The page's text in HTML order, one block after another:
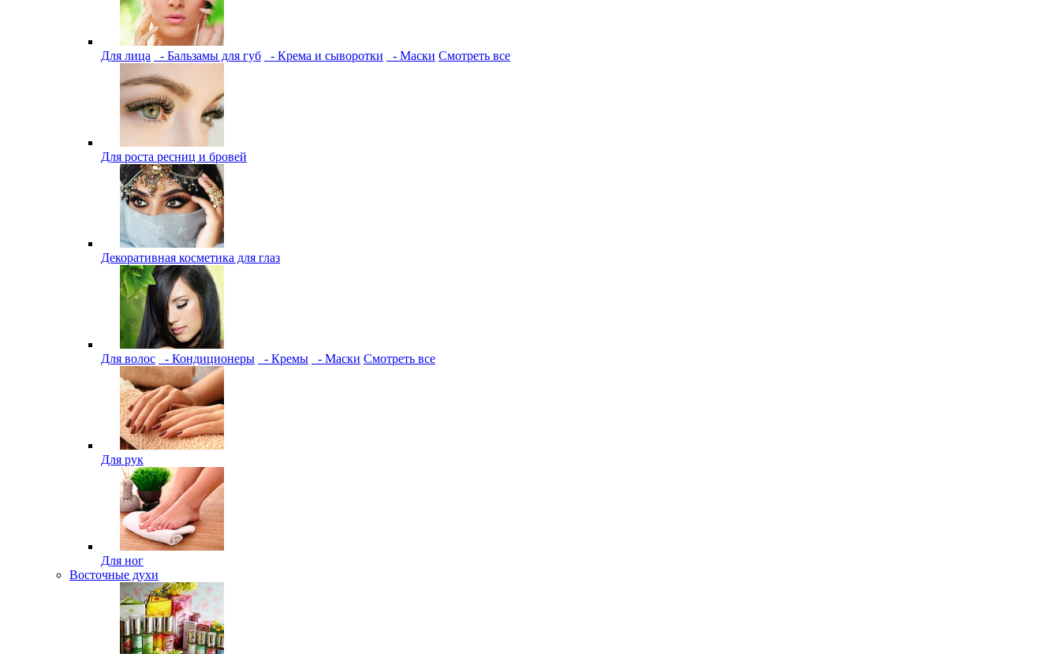
Для лица - Бальзамы для губ - Крема и сыворотки - Маски Смотреть все
Для роста ресниц и бровей
Декоративная косметика для глаз
Для волос - Кондиционеры - Кремы - Маски Смотреть все
Для рук
Для ног
Восточные духи